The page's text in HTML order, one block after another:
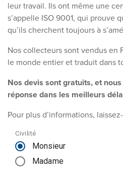
leur travail. Ils ont même une
s’appelle ISO 9001, qui prouve
qu’ils cherchent toujours à
Nos collecteurs sont vendus en
le monde entier et traduit dans
Nos devis sont gratuits, et
réponse dans les meilleurs
Pour plus d’informations,
Civilité
Monsieur
Madame